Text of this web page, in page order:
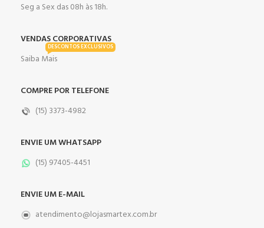
Seg a Sex das 08h às 18h.
VENDAS CORPORATIVAS
Saiba Mais
DESCONTOS EXCLUSIVOS
COMPRE POR TELEFONE
(15) 3373-4982
ENVIE UM WHATSAPP
(15) 97405-4451
ENVIE UM E-MAIL
atendimento@lojasmartex.com.br